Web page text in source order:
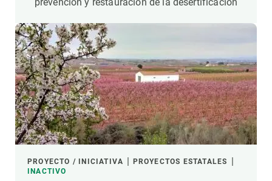
PROYECTO / INICIATIVA
PROYECTOS ESTATALES
INACTIVO